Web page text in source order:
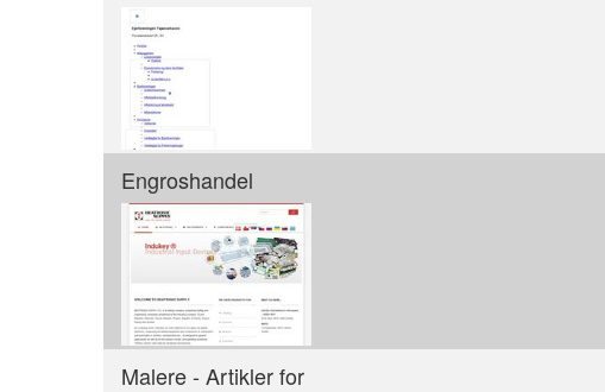
Engroshandel
Malere - Artikler for